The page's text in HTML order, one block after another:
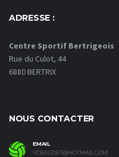
ADRESSE :
Centre Sportif Bertrigeois
Rue du Culot, 44
6880 BERTRIX
NOUS CONTACTER
EMAIL
VCBAUDET@HOTMAIL.COM